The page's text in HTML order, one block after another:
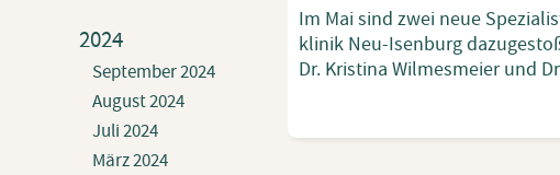
Im Mai sind zwei neue
kli­nik Neu-Isen­burg
Dr. Kris­ti­na Wil­mes­mei­er und
2024
September 2024
August 2024
Juli 2024
März 2024